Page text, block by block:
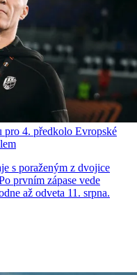
pro 4. předkolo Evropské
s poraženým z dvojice
prvním zápase vede
až odveta 11. srpna.